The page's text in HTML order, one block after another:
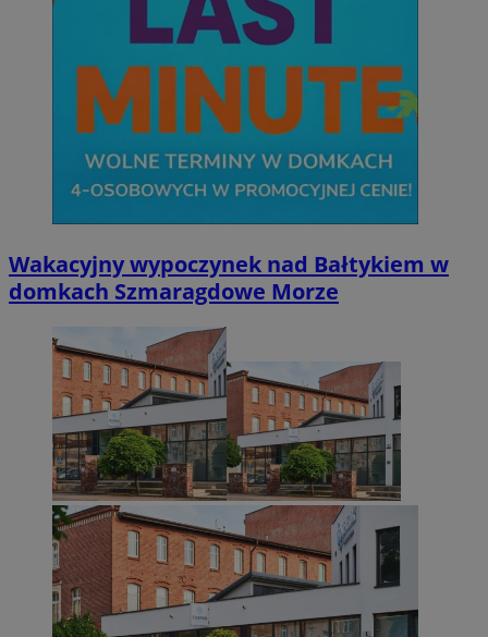
Wakacyjny wypoczynek nad Bałtykiem w
domkach Szmaragdowe Morze